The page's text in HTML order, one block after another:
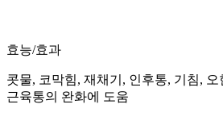
효능/효과
콧물, 코막힘, 재채기, 인후통, 기침,
근육통의 완화에 도움